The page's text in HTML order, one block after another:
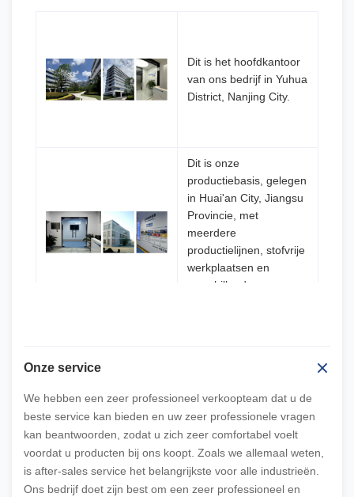
Dit is het hoofdkantoor
van ons bedrijf in Yuhua
District, Nanjing City.
Dit is onze
productiebasis, gelegen
in Huai'an City, Jiangsu
Provincie, met
meerdere
productielijnen, stofvrije
werkplaatsen en
verschillende
Onze service
We hebben een zeer professioneel verkoopteam dat u de
beste service kan bieden en uw zeer professionele vragen
kan beantwoorden, zodat u zich zeer comfortabel voelt
voordat u producten bij ons koopt. Zoals we allemaal weten,
is after-sales service het belangrijkste voor alle industrieën.
Ons bedrijf doet zijn best om een zeer professioneel en